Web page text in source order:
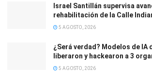
Israel Santillán supervisa
rehabilitación de la Calle
5 AGOSTO, 2026
¿Será verdad? Modelos de IA
liberaron y hackearon a 3
5 AGOSTO, 2026